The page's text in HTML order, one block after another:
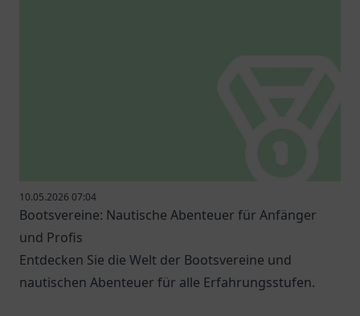
10.05.2026 07:04
Bootsvereine: Nautische Abenteuer für Anfänger
und Profis
Entdecken Sie die Welt der Bootsvereine und
nautischen Abenteuer für alle Erfahrungsstufen.